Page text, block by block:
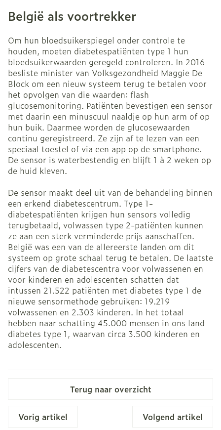
België als voortrekker
Om hun bloedsuikerspiegel onder controle te
houden, moeten diabetespatiënten type 1 hun
bloedsuikerwaarden geregeld controleren. In 2016
besliste minister van Volksgezondheid Maggie De
Block om een nieuw systeem terug te betalen voor
het opvolgen van die waarden: flash
glucosemonitoring. Patiënten bevestigen een sensor
met daarin een minuscuul naaldje op hun arm of op
hun buik. Daarmee worden de glucosewaarden
continu geregistreerd. Ze zijn af te lezen van een
speciaal toestel of via een app op de smartphone.
De sensor is waterbestendig en blijft 1 à 2 weken op
de huid kleven.
De sensor maakt deel uit van de behandeling binnen
een erkend diabetescentrum. Type 1-
diabetespatiënten krijgen hun sensors volledig
terugbetaald, volwassen type 2-patiënten kunnen
ze aan een sterk verminderde prijs aanschaffen.
België was een van de allereerste landen om dit
systeem op grote schaal terug te betalen. De laatste
cijfers van de diabetescentra voor volwassenen en
voor kinderen en adolescenten schatten dat
intussen 21.522 patiënten met diabetes type 1 de
nieuwe sensormethode gebruiken: 19.219
volwassenen en 2.303 kinderen. In het totaal
hebben naar schatting 45.000 mensen in ons land
diabetes type 1, waarvan circa 3.500 kinderen en
adolescenten.
Terug naar overzicht
Vorig artikel Volgend artikel